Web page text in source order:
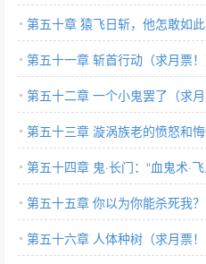
第五十章 猿飞日斩，他怎敢如此
第五十一章 斩首行动（求月票！
第五十二章 一个小鬼罢了（求月
第五十三章 漩涡族老的愤怒和悔
第五十四章 鬼·长门：“血鬼术·
第五十五章 你以为你能杀死我？
第五十六章 人体种树（求月票！